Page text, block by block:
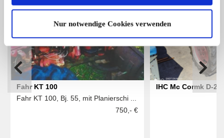
Nur notwendige Cookies verwenden
1
Fahr KT 100
Fahr KT 100, Bj. 55, mit Planierschi ...
750,- €
IHC Mc Cormk D-